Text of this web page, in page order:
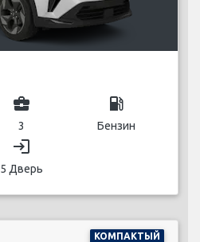
business_center
3
local_gas_station
Бензин
login
5 Дверь
КОМПАКТЫЙ